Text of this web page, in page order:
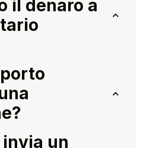
il denaro a
un